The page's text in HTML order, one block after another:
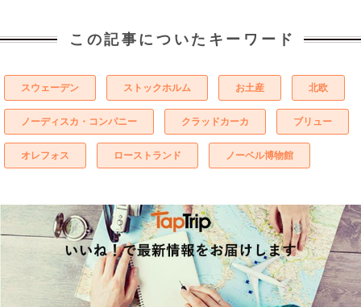
この記事についたキーワード
スウェーデン ストックホルム お土産 北欧
ノーディスカ・コンパニー クラッドカーカ ブリュー
オレフォス ローストランド ノーベル博物館